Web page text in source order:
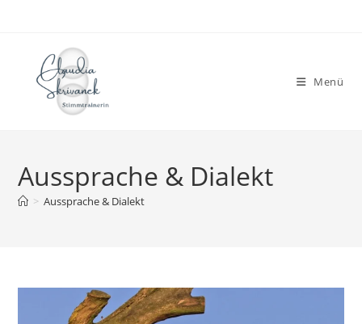
Menü
Aussprache & Dialekt
> Aussprache & Dialekt